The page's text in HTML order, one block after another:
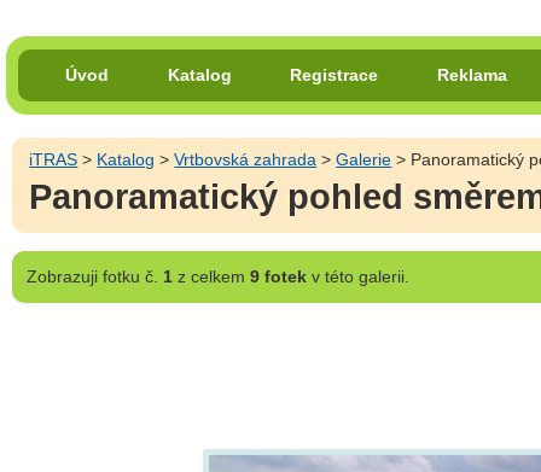
Úvod Katalog Registrace Reklama
iTRAS > Katalog >Vrtbovská zahrada >Galerie > Panoramatický
Panoramatický pohled
Zobrazujifotku č. 1z celkem 9 fotekv této galerii.